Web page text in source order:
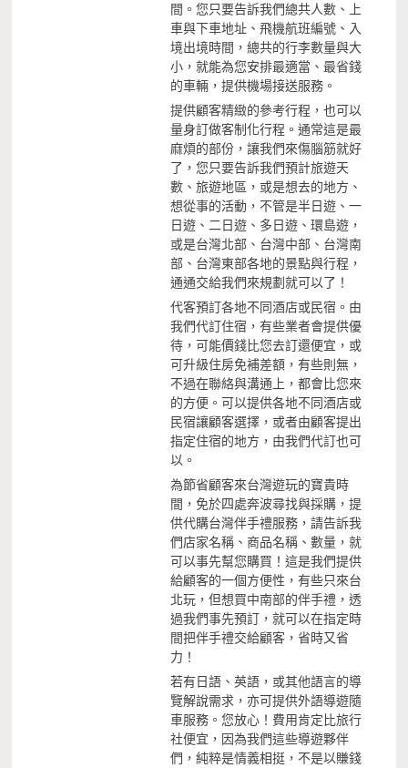
間。您只要告訴我們總共人數、上
車與下車地址、飛機航班編號、入
境出境時間，總共的行李數量與大
小，就能為您安排最適當、最省錢
的車輛，提供機場接送服務。
提供顧客精緻的參考行程，也可以
量身訂做客制化行程。通常這是最
麻煩的部份，讓我們來傷腦筋就好
了，您只要告訴我們預計旅遊天
數、旅遊地區，或是想去的地方、
想從事的活動，不管是半日遊、一
日遊、二日遊、多日遊、環島遊，
或是台灣北部、台灣中部、台灣南
部、台灣東部各地的景點與行程，
通通交給我們來規劃就可以了！
代客預訂各地不同酒店或民宿。由
我們代訂住宿，有些業者會提供優
待，可能價錢比您去訂還便宜，或
可升級住房免補差額，有些則無，
不過在聯絡與溝通上，都會比您來
的方便。可以提供各地不同酒店或
民宿讓顧客選擇，或者由顧客提出
指定住宿的地方，由我們代訂也可
以。
為節省顧客來台灣遊玩的寶貴時
間，免於四處奔波尋找與採購，提
供代購台灣伴手禮服務，請告訴我
們店家名稱、商品名稱、數量，就
可以事先幫您購買！這是我們提供
給顧客的一個方便性，有些只來台
北玩，但想買中南部的伴手禮，透
過我們事先預訂，就可以在指定時
間把伴手禮交給顧客，省時又省
力！
若有日語、英語，或其他語言的導
覽解說需求，亦可提供外語導遊隨
車服務。您放心！費用肯定比旅行
社便宜，因為我們這些導遊夥伴
們，純粹是情義相挺，不是以賺錢